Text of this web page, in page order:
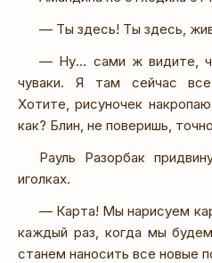
— Ты здесь! Ты здесь,
— Ну… сами ж видите,
чуваки. Я там сейчас все
Хотите, рисуночек
как? Блин, не поверишь,
Рауль Разорбак
иголках.
— Карта! Мы нарисуем
каждый раз, когда мы
станем наносить все новые